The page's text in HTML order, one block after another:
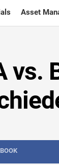
Asset
vs.